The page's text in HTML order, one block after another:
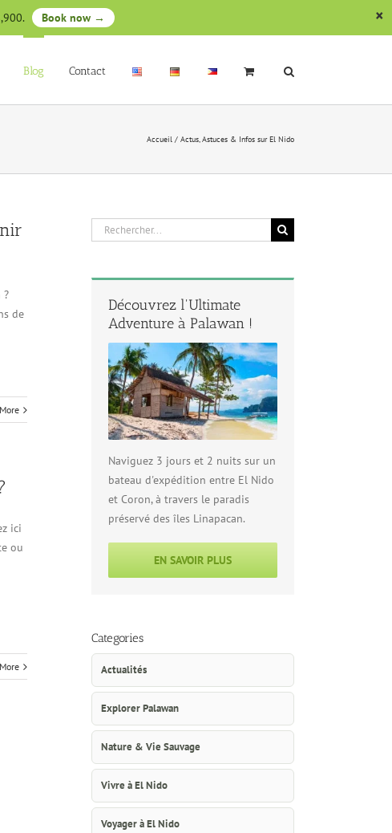
Book now →
Blog Contact
Accueil / Actus, Astuces & Infos sur El Nido
?
de
ici
ou
Rechercher
Découvrez l'Ultimate
Adventure à Palawan !
Naviguez 3 jours et 2 nuits sur un
bateau d'expédition entre El Nido
et Coron, à travers le paradis
préservé des îles Linapacan.
EN SAVOIR PLUS
Categories
Actualités
Explorer Palawan
Nature & Vie Sauvage
Vivre à El Nido
Voyager à El Nido